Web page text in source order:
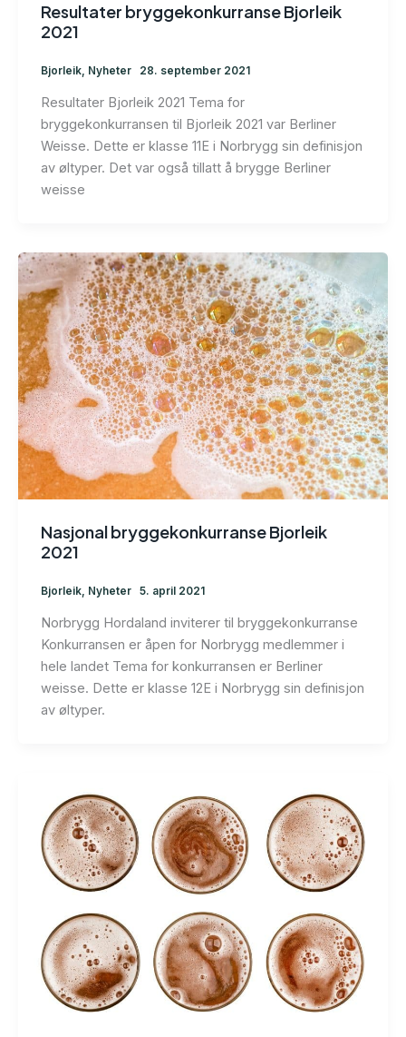
Resultater bryggekonkurranse Bjorleik
2021
Bjorleik, Nyheter 28. september 2021
Resultater Bjorleik 2021 Tema for
bryggekonkurransen til Bjorleik 2021 var Berliner
Weisse. Dette er klasse 11E i Norbrygg sin definisjon
av øltyper. Det var også tillatt å brygge Berliner
weisse
Nasjonal bryggekonkurranse Bjorleik
2021
Bjorleik, Nyheter 5. april 2021
Norbrygg Hordaland inviterer til bryggekonkurranse
Konkurransen er åpen for Norbrygg medlemmer i
hele landet Tema for konkurransen er Berliner
weisse. Dette er klasse 12E i Norbrygg sin definisjon
av øltyper.